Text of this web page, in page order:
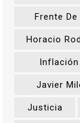
Frente
Horacio
Inflación
Javier
Justicia